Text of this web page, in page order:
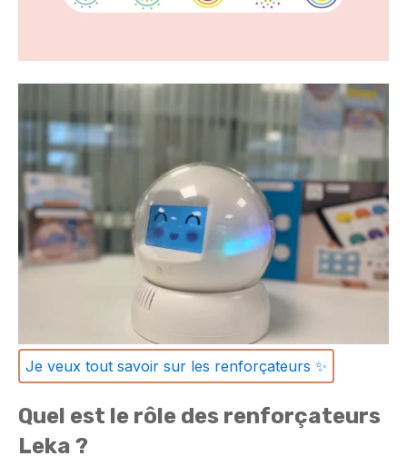
Je veux tout savoir sur les renforçateurs ✨
Quel est le rôle des renforçateurs
Leka ?